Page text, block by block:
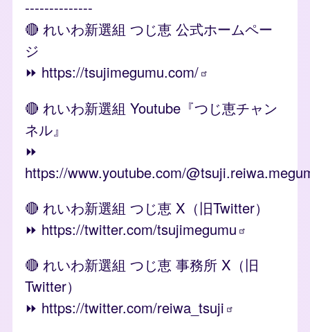
--------------
🔴 れいわ新選組 つじ恵 公式ホームペー
ジ
⏩️ https://tsujimegumu.com/
🔴 れいわ新選組 Youtube『つじ恵チャン
ネル』
⏩️
https://www.youtube.com/
🔴 れいわ新選組 つじ恵 X（旧Twitter）
⏩️ https://twitter.com/tsujimegumu
🔴 れいわ新選組 つじ恵 事務所 X（旧
Twitter）
⏩️ https://twitter.com/reiwa_tsuji